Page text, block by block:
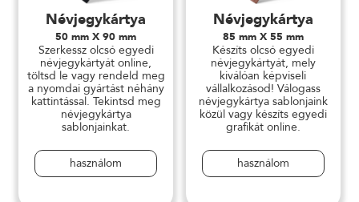
Névjegykártya
50 mm X 90 mm
Szerkessz olcsó egyedi
névjegykártyát online,
töltsd le vagy rendeld meg
a nyomdai gyártást néhány
kattintással. Tekintsd meg
névjegykártya
sablonjainkat.
használom
Névjegykártya
85 mm X 55 mm
Készíts olcsó egyedi
névjegykártyát, mely
kiválóan képviseli
vállalkozásod! Válogass
névjegykártya sablonjaink
közül vagy készíts egyedi
grafikát online.
használom